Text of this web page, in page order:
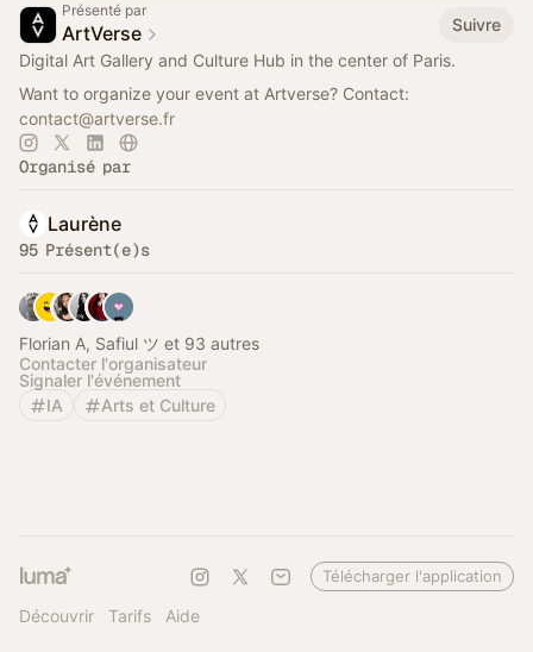
Présenté par
ArtVerse
Suivre
Digital Art Gallery and Culture Hub in the center of Paris.
Want to organize your event at Artverse? Contact:
contact@artverse.fr
Organisé par
Laurène
95 Présent(e)s
Florian A, Safiul ツ et 93 autres
Contacter l'organisateur
Signaler l'événement
IA
Arts et Culture
Découvrir Tarifs Aide
Télécharger l'application